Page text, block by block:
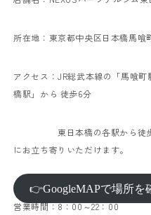
所在地：東京都中央区日本橋馬
アクセス：JR総武本線の「馬喰
橋駅」から 徒歩6分
東日本橋の各駅から徒歩圏
にお立ち寄りいただけます。
👉GoogleMAPで場所を
営業時間：8：00～22：00